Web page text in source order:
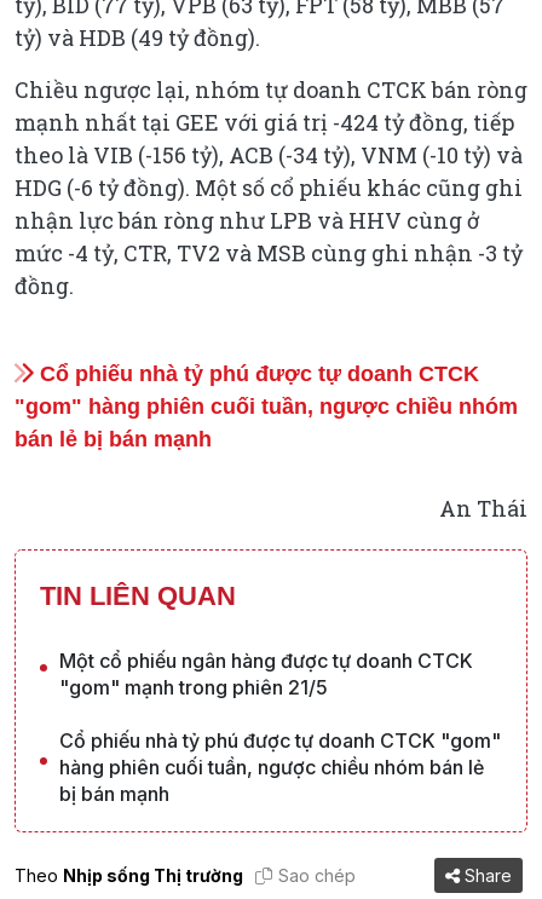
tỷ) và HDB (49 tỷ đồng).
Chiều ngược lại, nhóm tự doanh CTCK bán ròng
mạnh nhất tại GEE với giá trị -424 tỷ đồng, tiếp
theo là VIB (-156 tỷ), ACB (-34 tỷ), VNM (-10 tỷ) và
HDG (-6 tỷ đồng). Một số cổ phiếu khác cũng ghi
nhận lực bán ròng như LPB và HHV cùng ở
mức -4 tỷ, CTR, TV2 và MSB cùng ghi nhận -3 tỷ
đồng.
Cổ phiếu nhà tỷ phú được tự doanh CTCK
"gom" hàng phiên cuối tuần, ngược chiều nhóm
bán lẻ bị bán mạnh
An Thái
TIN LIÊN QUAN
Một cổ phiếu ngân hàng được tự doanh CTCK
"gom" mạnh trong phiên 21/5
Cổ phiếu nhà tỷ phú được tự doanh CTCK "gom"
hàng phiên cuối tuần, ngược chiều nhóm bán lẻ
bị bán mạnh
Theo Nhịp sống Thị trường Sao chép Share